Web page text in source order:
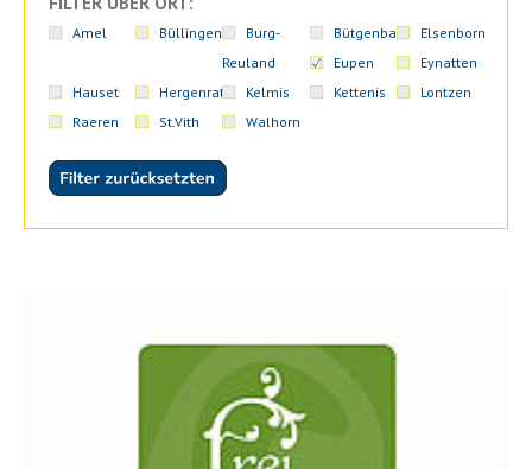
Amel Büllingen
Burg-
Reuland
Bütgenbach
Elsenborn
Eupen
Eynatten
Hauset
Hergenrath Kelmis Kettenis
Lontzen
Raeren
St.Vith Walhorn